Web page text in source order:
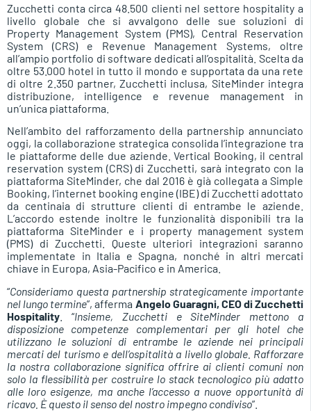
Zucchetti conta circa 48.500 clienti nel settore hospitality a
livello globale che si avvalgono delle sue soluzioni di
Property Management System (PMS), Central Reservation
System (CRS) e Revenue Management Systems, oltre
all’ampio portfolio di software dedicati all’ospitalità. Scelta da
oltre 53.000 hotel in tutto il mondo e supportata da una rete
di oltre 2.350 partner, Zucchetti inclusa, SiteMinder integra
distribuzione, intelligence e revenue management in
un’unica piattaforma.
Nell’ambito del rafforzamento della partnership annunciato
oggi, la collaborazione strategica consolida l’integrazione tra
le piattaforme delle due aziende. Vertical Booking, il central
reservation system (CRS) di Zucchetti, sarà integrato con la
piattaforma SiteMinder, che dal 2016 è già collegata a Simple
Booking, l’internet booking engine (IBE) di Zucchetti adottato
da centinaia di strutture clienti di entrambe le aziende.
L’accordo estende inoltre le funzionalità disponibili tra la
piattaforma SiteMinder e i property management system
(PMS) di Zucchetti. Queste ulteriori integrazioni saranno
implementate in Italia e Spagna, nonché in altri mercati
chiave in Europa, Asia-Pacifico e in America.
“Consideriamo questa partnership strategicamente importante
nel lungo termine”, afferma Angelo Guaragni, CEO di Zucchetti
Hospitality . “Insieme, Zucchetti e SiteMinder mettono a
disposizione competenze complementari per gli hotel che
utilizzano le soluzioni di entrambe le aziende nei principali
mercati del turismo e dell’ospitalità a livello globale. Rafforzare
la nostra collaborazione significa offrire ai clienti comuni non
solo la flessibilità per costruire lo stack tecnologico più adatto
alle loro esigenze, ma anche l’accesso a nuove opportunità di
ricavo. È questo il senso del nostro impegno condiviso”.